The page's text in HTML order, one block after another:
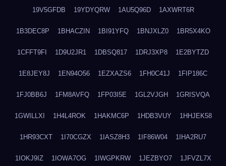
19V5GFDB 19YDYQRW 1AU5Q96D 1AXWRT6R
1B3DEC8P 1BHACZIN 1BI91YFQ 1BNJXLZ0 1BR5X4KO
1CFFT9FI 1D9U2JR1 1DBSQ817 1DRJ3XP8 1E2BYTZD
1E8JEY8J 1EN94O56 1EZXAZS6 1FH0C41J 1FIP186C
1FJ0BB6J 1FM8AVFQ 1FP03I5E 1GL2VJGH 1GRISVQA
1GWILLXI 1H4L4ROK 1HAKMC6P 1HDB3VUY 1HHJEK58
1HR93CXT 1I70CGZX 1IASZ8H3 1IF86W04 1IHA2RU7
1IOKJ9IZ 1IOWA7OG 1IWGPKRW 1JEZBYO7 1JFVZL7X